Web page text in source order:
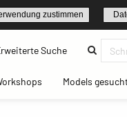
zustimmen
Suche(current)
(current)Models